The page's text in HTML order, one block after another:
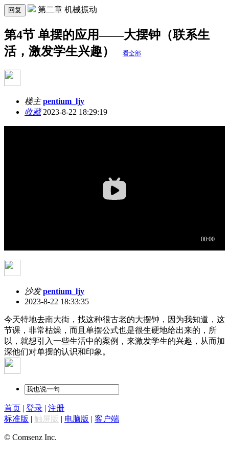
回复 第二章 机械振动
第4节 单摆的应用——大摆钟（联系生
活，激发学生兴趣）
看全部
楼主 pentium_ljy
收藏2023-8-22 18:29:19
沙发 pentium_ljy
2023-8-22 18:33:35
今天特地去南大街，找这种很古老的大摆钟，因为我知道，这
节课，非常枯燥，而且单摆公式也是很生硬地给出来的，所
以，就想引入一些生活中的案例，来激发学生的兴趣，从而加
深他们对单摆的认识和印象。
首页 | 登录 | 注册
标准版 | 触屏版 | 电脑版 | 客户端
© Comsenz Inc.